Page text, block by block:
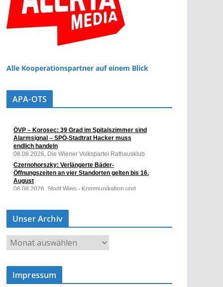
Alle Kooperationspartner auf einem Blick
APA-OTS
Unser Archiv
U
n
s
Impressum